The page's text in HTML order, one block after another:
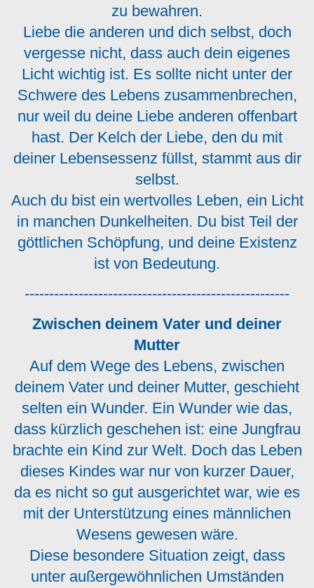
zu bewahren.
Liebe die anderen und dich selbst, doch
vergesse nicht, dass auch dein eigenes
Licht wichtig ist. Es sollte nicht unter der
Schwere des Lebens zusammenbrechen,
nur weil du deine Liebe anderen offenbart
hast. Der Kelch der Liebe, den du mit
deiner Lebensessenz füllst, stammt aus dir
selbst.
Auch du bist ein wertvolles Leben, ein Licht
in manchen Dunkelheiten. Du bist Teil der
göttlichen Schöpfung, und deine Existenz
ist von Bedeutung.
------------------------------------------------------
Zwischen deinem Vater und deiner
Mutter
Auf dem Wege des Lebens, zwischen
deinem Vater und deiner Mutter, geschieht
selten ein Wunder. Ein Wunder wie das,
dass kürzlich geschehen ist: eine Jungfrau
brachte ein Kind zur Welt. Doch das Leben
dieses Kindes war nur von kurzer Dauer,
da es nicht so gut ausgerichtet war, wie es
mit der Unterstützung eines männlichen
Wesens gewesen wäre.
Diese besondere Situation zeigt, dass
unter außergewöhnlichen Umständen